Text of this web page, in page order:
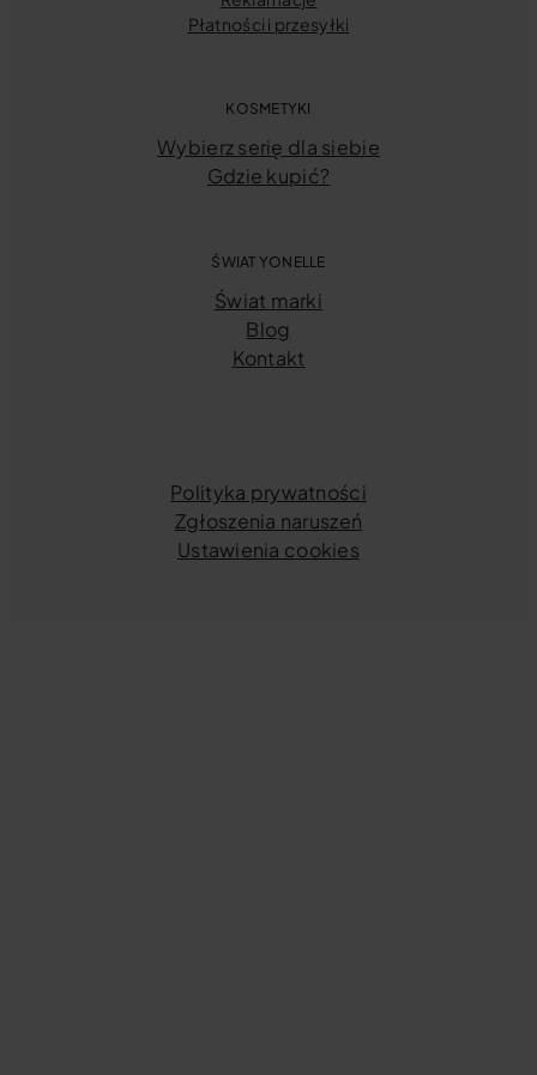
Płatności i przesyłki
KOSMETYKI
Wybierz serię dla siebie
Gdzie kupić?
ŚWIAT YONELLE
Świat marki
Blog
Kontakt
Polityka prywatności
Zgłoszenia naruszeń
Ustawienia cookies